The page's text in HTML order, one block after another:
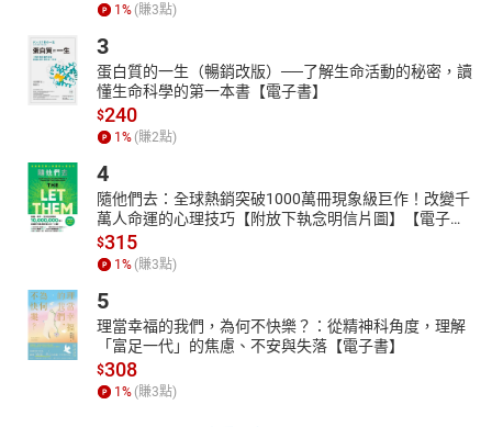
1 % (賺3點)
3
蛋白質的一生（暢銷改版）──了解生命活動的秘密，讀
懂生命科學的第一本書【電子書】
$240
1 % (賺2點)
4
隨他們去：全球熱銷突破1000萬冊現象級巨作！改變千
萬人命運的心理技巧【附放下執念明信片圖】【電子
書】
$315
1 % (賺3點)
5
理當幸福的我們，為何不快樂？：從精神科角度，理解
「富足一代」的焦慮、不安與失落【電子書】
$308
1 % (賺3點)